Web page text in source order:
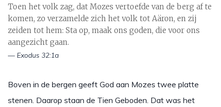
Toen het volk zag, dat Mozes vertoefde van de berg af te
komen, zo verzamelde zich het volk tot Aäron, en zij
zeiden tot hem: Sta op, maak ons goden, die voor ons
aangezicht gaan.
— Exodus 32:1a
Boven in de bergen geeft God aan Mozes twee platte
stenen. Daarop staan de Tien Geboden. Dat was het